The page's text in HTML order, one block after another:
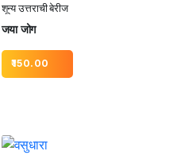
शून्य उत्तराची बेरीज
जया जोग
150.00